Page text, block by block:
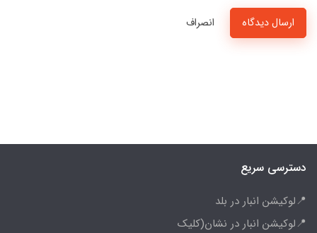
ارسال دیدگاه انصراف
دسترسی سریع
📍لوکیشن انبار در بلد
📍لوکیشن انبار در نشان(کلیک